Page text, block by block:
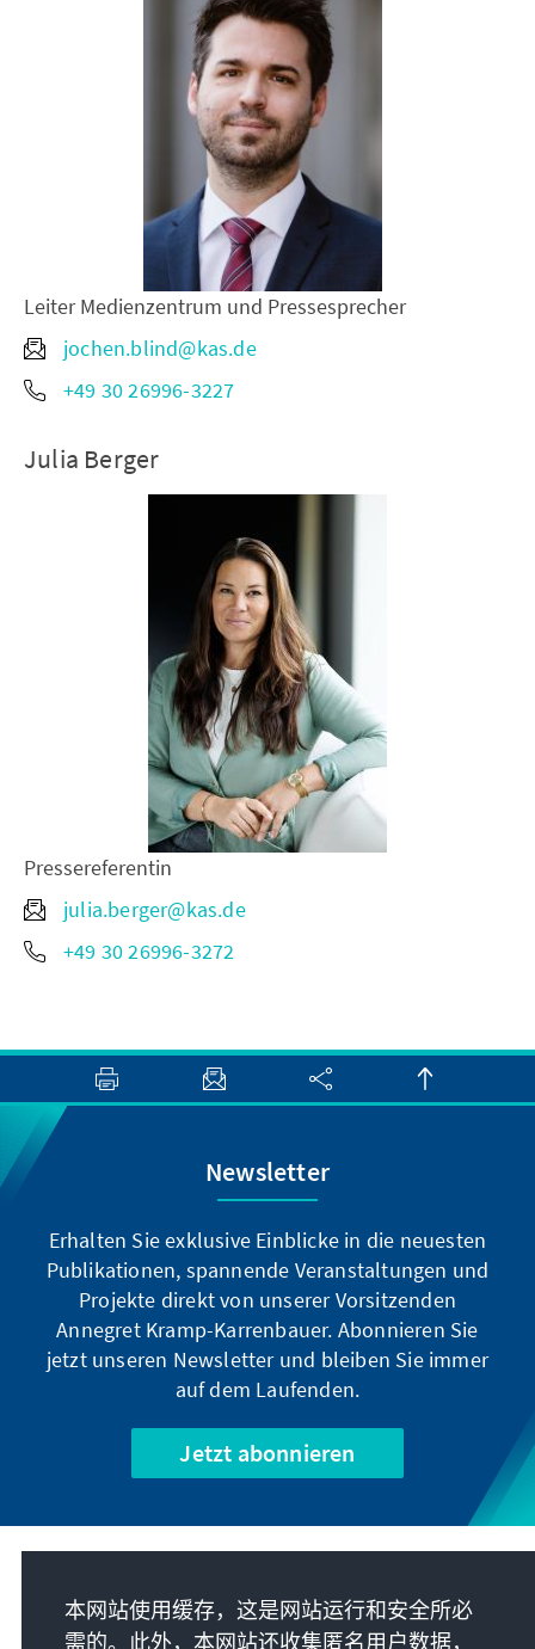
Leiter Medienzentrum und Pressesprecher
jochen.blind@kas.de
+49 30 26996-3227
Julia Berger
Pressereferentin
julia.berger@kas.de
+49 30 26996-3272
Newsletter
Erhalten Sie exklusive Einblicke in die neuesten
Publikationen, spannende Veranstaltungen und
Projekte direkt von unserer Vorsitzenden
Annegret Kramp-Karrenbauer. Abonnieren Sie
jetzt unseren Newsletter und bleiben Sie immer
auf dem Laufenden.
Jetzt abonnieren
本网站使用缓存，这是网站运行和安全所必
需的。此外，本网站还收集匿名用户数据，